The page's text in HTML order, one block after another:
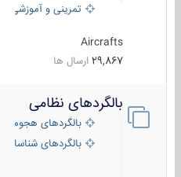
تمرینی و آموزشی
Aircrafts
29,867 ارسال ها
بالگردهای نظامی
بالگردهای هجومی
بالگردهای شناسایی